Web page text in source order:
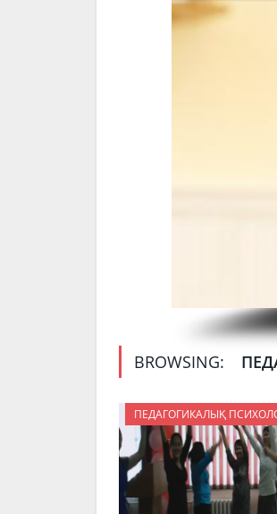
BROWSING:
ПЕДАГОГИКАЛЫҚ